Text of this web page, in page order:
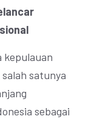
kepulauan
satunya
sebagai